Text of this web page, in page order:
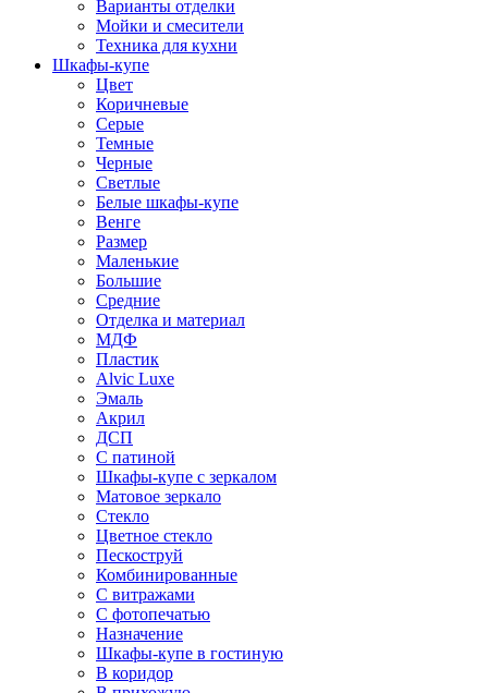
Варианты отделки
Мойки и смесители
Техника для кухни
Шкафы-купе
Цвет
Коричневые
Серые
Темные
Черные
Светлые
Белые шкафы-купе
Венге
Размер
Маленькие
Большие
Средние
Отделка и материал
МДФ
Пластик
Alvic Luxe
Эмаль
Акрил
ДСП
С патиной
Шкафы-купе с зеркалом
Матовое зеркало
Стекло
Цветное стекло
Пескоструй
Комбинированные
С витражами
С фотопечатью
Назначение
Шкафы-купе в гостиную
В коридор